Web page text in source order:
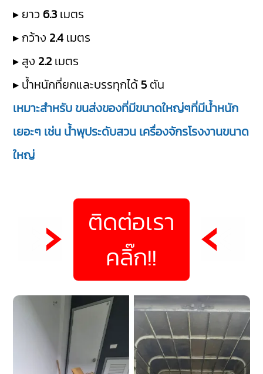
▸ ยาว 6.3 เมตร
▸ กว้าง 2.4 เมตร
▸ สูง 2.2 เมตร
▸ น้ำหนักที่ยกและบรรทุกได้ 5 ตัน
เหมาะสำหรับ ขนส่งของที่มีขนาดใหญ่ๆที่มีน้ำหนัก
เยอะๆ เช่น น้ำพุประดับสวน เครื่องจักรโรงงานขนาด
ใหญ่
ติดต่อเรา
คลิ๊ก!!